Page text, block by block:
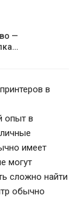
—
в
опыт в
имеет
могут
сложно найти
обычно